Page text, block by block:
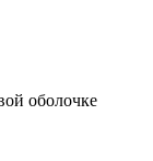
оболочке